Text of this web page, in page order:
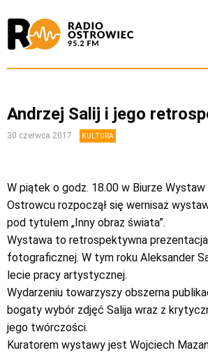
Andrzej Salij i jego
30 czerwca 2017 KULTURA
W piątek o godz. 18.00 w Biurze
Ostrowcu rozpoczął się wernisaż
pod tytułem „Inny obraz świata”.
Wystawa to retrospektywna
fotograficznej. W tym roku Aleksander
lecie pracy artystycznej.
Wydarzeniu towarzyszy obszerna
bogaty wybór zdjęć Salija wraz z
jego twórczości.
Kuratorem wystawy jest Wojciech